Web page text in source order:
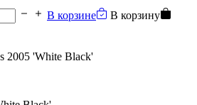
В корзине
В корзину